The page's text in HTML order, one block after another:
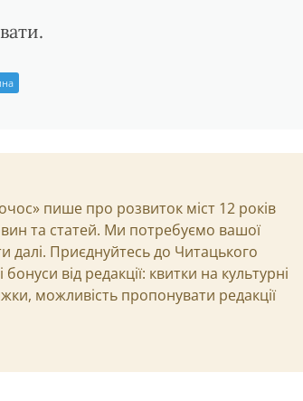
пише про розвиток міст 12 років
та статей. Ми потребуємо вашої
Приєднуйтесь до Читацького
від редакції: квитки на культурні
можливість пропонувати редакції